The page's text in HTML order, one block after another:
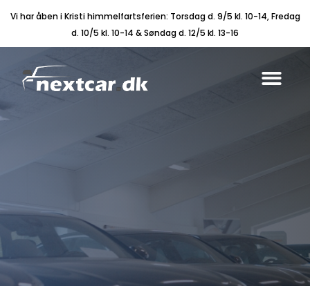
Vi har åben i Kristi himmelfartsferien: Torsdag d. 9/5 kl. 10-14, Fredag
d. 10/5 kl. 10-14 & Søndag d. 12/5 kl. 13-16